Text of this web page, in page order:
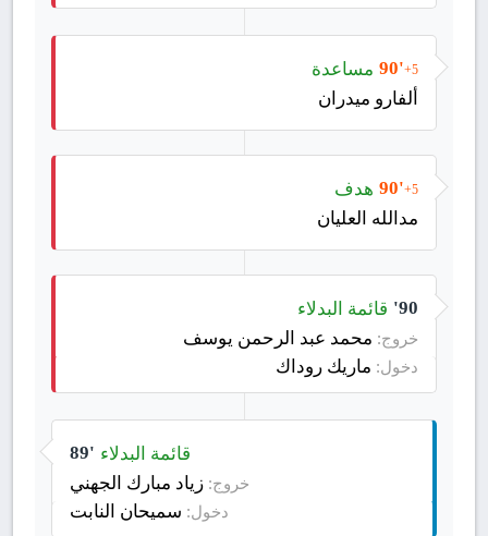
90'+5
مساعدة
ألفارو ميدران
90'+5
هدف
مدالله العليان
90' قائمة البدلاء
خروج: محمد عبد الرحمن يوسف
دخول: ماريك روداك
89' قائمة البدلاء
خروج: زياد مبارك الجهني
دخول: سميحان النابت